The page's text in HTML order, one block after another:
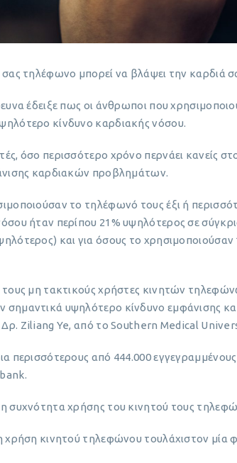
τηλέφωνο μπορεί να βλάψει την καρδιά
έδειξε πως οι άνθρωποι που
κίνδυνο καρδιακής νόσου.
όσο περισσότερο χρόνο περνάει κανείς
καρδιακών προβλημάτων.
το τηλέφωνό τους έξι ή
ήταν περίπου 21% υψηλότερος σε
και για όσους το
μη τακτικούς χρήστες κινητών
υψηλότερο κίνδυνο εμφάνισης
Ziliang Ye, από το Southern Medical
περισσότερους από 444.000
συχνότητα χρήσης του κινητού τους
χρήση κινητού τηλεφώνου τουλάχιστον μία